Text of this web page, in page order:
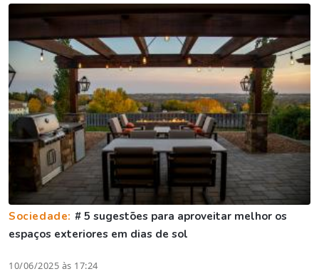
Sociedade: # 5 sugestões para aproveitar melhor os
espaços exteriores em dias de sol
10/06/2025 às 17:24